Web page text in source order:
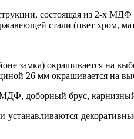
состоящая из 2-х
стали (цвет хром,
замка) окрашивается на
26 мм окрашивается на
доборный брус,